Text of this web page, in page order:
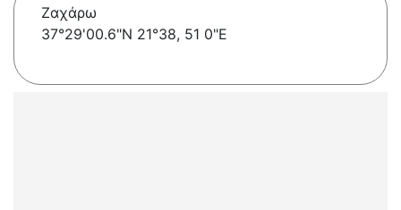
Ζαχάρω
37°29'00.6"N 21°38, 51 0"E